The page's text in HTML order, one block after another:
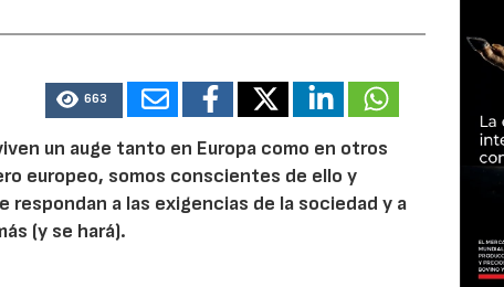
663
un auge tanto en Europa como en otros
europeo, somos conscientes de ello y
a las exigencias de la sociedad y a
(y se hará).